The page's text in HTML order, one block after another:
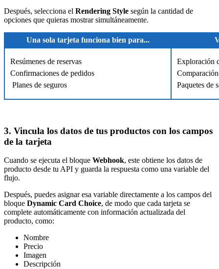
Después, selecciona el Rendering Style según la cantidad de
opciones que quieras mostrar simultáneamente.
Una sola tarjeta funciona bien para...
Resúmenes de reservas
Confirmaciones de pedidos
Planes de seguros
Exploración
Paquetes de
3. Vincula los datos de tus productos con los campos
de la tarjeta
Cuando se ejecuta el bloque Webhook, este obtiene los datos de
producto desde tu API y guarda la respuesta como una variable del
flujo.
Después, puedes asignar esa variable directamente a los campos del
bloque Dynamic Card Choice, de modo que cada tarjeta se
complete automáticamente con información actualizada del
producto, como:
Nombre
Precio
Imagen
Descripción